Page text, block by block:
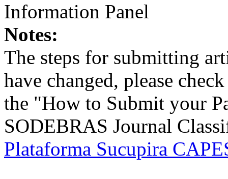
Information Panel
Notes:
The steps for submitting
have changed, please
the "How to Submit your
SODEBRAS Journal
Plataforma Sucupira